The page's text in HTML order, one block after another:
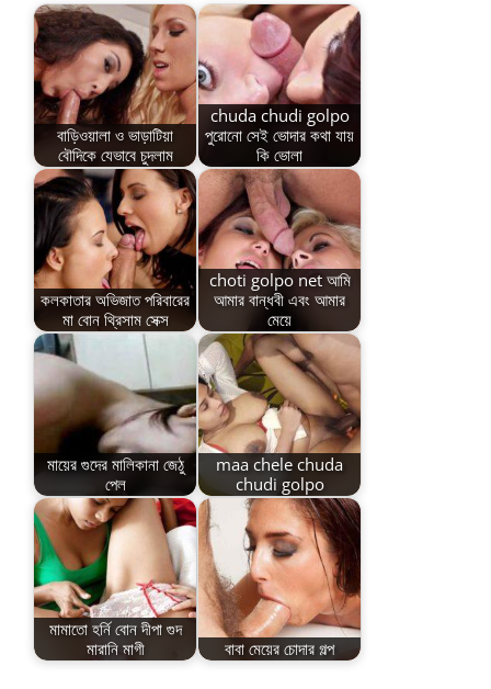
বাড়িওয়ালা ও ভাড়াটিয়া
বৌদিকে যেভাবে চুদলাম
chuda chudi golpo
পুরোনো সেই ভোদার কথা যায়
কি ভোলা
কলকাতার অভিজাত পরিবারের
মা বোন থ্রিসাম সেক্স
choti golpo net আমি
আমার বান্ধবী এবং আমার
মেয়ে
মায়ের গুদের মালিকানা জেঠু
পেল
maa chele chuda
chudi golpo
মামাতো হর্নি বোন দীপা গুদ
মারানি মাগী
বাবা মেয়ের চোদার গল্প